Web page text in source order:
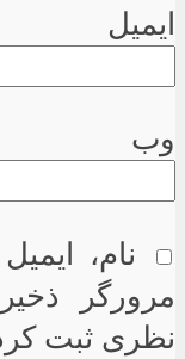
وب
نام،
مرورگر
نظری ثبت